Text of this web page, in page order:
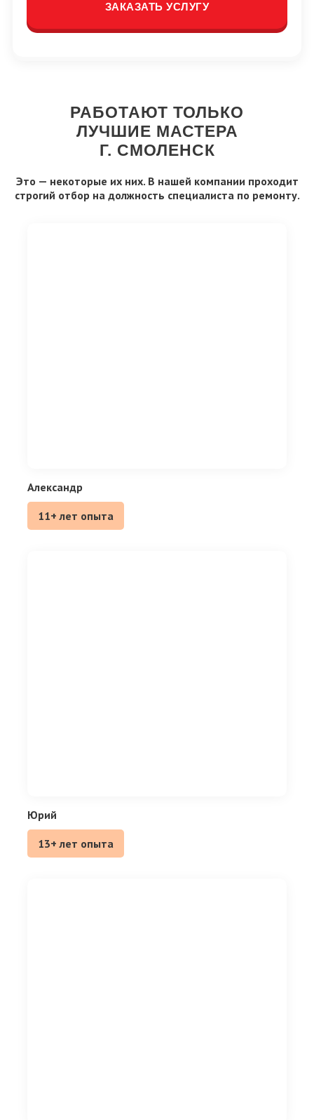
ЗАКАЗАТЬ УСЛУГУ
РАБОТАЮТ ТОЛЬКО
ЛУЧШИЕ МАСТЕРА
Г. СМОЛЕНСК
Это — некоторые их них. В нашей компании проходит
строгий отбор на должность специалиста по ремонту.
Александр
11+ лет опыта
Юрий
13+ лет опыта